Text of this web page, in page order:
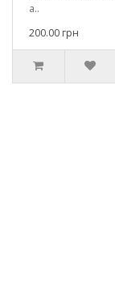
а..
200.00 грн